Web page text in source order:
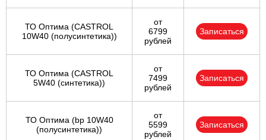
ТО Оптима (CASTROL
10W40 (полусинтетика))
от
6799
рублей
Записаться
ТО Оптима (CASTROL
5W40 (синтетика))
от
7499
рублей
Записаться
ТО Оптима (bp 10W40
(полусинтетика))
от
5599
рублей
Записаться